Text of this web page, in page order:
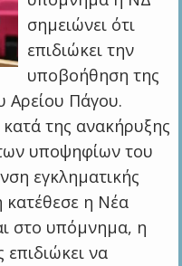
σημειώνει ότι
επιδιώκει την
υποβοήθηση της
Αρείου Πάγου.
της ανακήρυξης
υποψηφίων του
εγκληματικής
κατέθεσε η Νέα
στο υπόμνημα, η
να